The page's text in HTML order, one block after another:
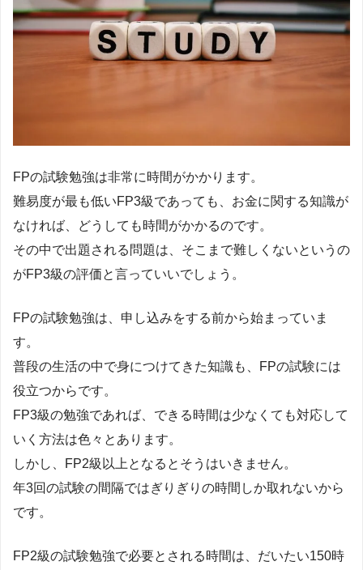
FPの試験勉強は非常に時間がかかります。
難易度が最も低いFP3級であっても、お金に関する知識が
なければ、どうしても時間がかかるのです。
その中で出題される問題は、そこまで難しくないというの
がFP3級の評価と言っていいでしょう。
FPの試験勉強は、申し込みをする前から始まっていま
す。
普段の生活の中で身につけてきた知識も、FPの試験には
役立つからです。
FP3級の勉強であれば、できる時間は少なくても対応して
いく方法は色々とあります。
しかし、FP2級以上となるとそうはいきません。
年3回の試験の間隔ではぎりぎりの時間しか取れないから
です。
FP2級の試験勉強で必要とされる時間は、だいたい150時